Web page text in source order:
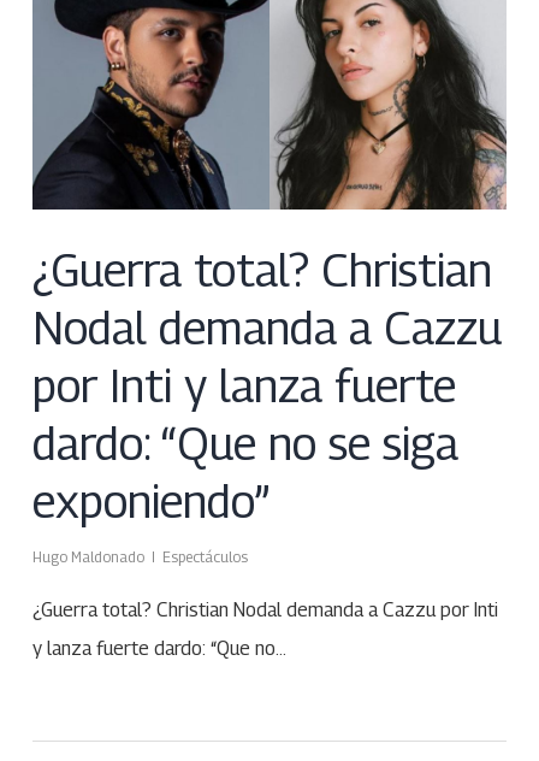
¿Guerra total? Christian
Nodal demanda a Cazzu
por Inti y lanza fuerte
dardo: “Que no se siga
exponiendo”
Hugo Maldonado Espectáculos
¿Guerra total? Christian Nodal demanda a Cazzu por Inti
y lanza fuerte dardo: “Que no…